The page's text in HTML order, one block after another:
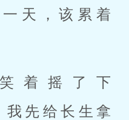
天，该累着
着摇了下
我先给长生拿